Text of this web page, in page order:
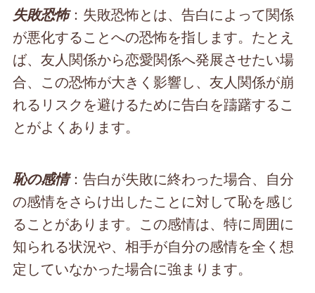
失敗恐怖：失敗恐怖とは、告白によって関係
が悪化することへの恐怖を指します。たとえ
ば、友人関係から恋愛関係へ発展させたい場
合、この恐怖が大きく影響し、友人関係が崩
れるリスクを避けるために告白を躊躇するこ
とがよくあります。
恥の感情：告白が失敗に終わった場合、自分
の感情をさらけ出したことに対して恥を感じ
ることがあります。この感情は、特に周囲に
知られる状況や、相手が自分の感情を全く想
定していなかった場合に強まります。